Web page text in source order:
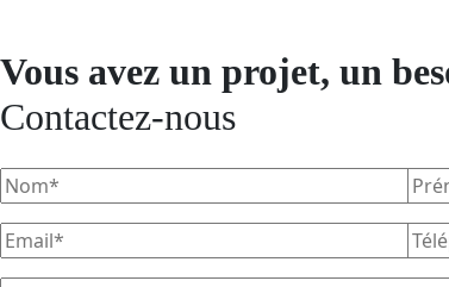
Vous avez un projet, un
Contactez-nous